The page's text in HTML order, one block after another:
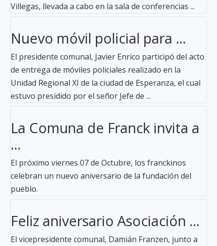
Villegas, llevada a cabo en la sala de conferencias ...
Nuevo móvil policial para ...
El presidente comunal, Javier Enrico participó del acto
de entrega de móviles policiales realizado en la
Unidad Regional XI de la ciudad de Esperanza, el cual
estuvo presidido por el señor Jefe de ...
La Comuna de Franck invita a
...
El próximo viernes 07 de Octubre, los franckinos
celebran un nuevo aniversario de la fundación del
pueblo.
Feliz aniversario Asociación ...
El vicepresidente comunal, Damián Franzen, junto a